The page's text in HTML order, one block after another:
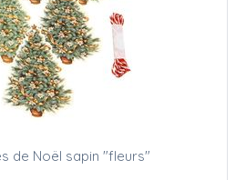
de Noël sapin "fleurs"